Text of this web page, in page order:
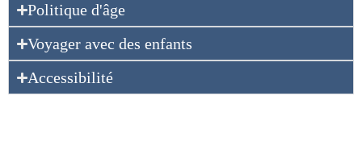
Politique d'âge
Voyager avec des enfants
Accessibilité